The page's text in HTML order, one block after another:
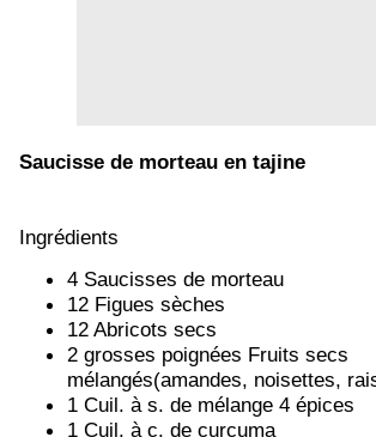
Saucisse de morteau en tajine
Ingrédients
4 Saucisses de morteau
12 Figues sèches
12 Abricots secs
2 grosses poignées Fruits secs
mélangés(amandes, noisettes,
1 Cuil. à s. de mélange 4 épices
1 Cuil. à c. de curcuma